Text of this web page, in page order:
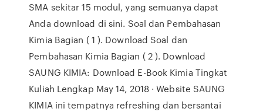
SMA sekitar 15 modul, yang semuanya dapat
Anda download di sini. Soal dan Pembahasan
Kimia Bagian ( 1 ). Download Soal dan
Pembahasan Kimia Bagian ( 2 ). Download
SAUNG KIMIA: Download E-Book Kimia Tingkat
Kuliah Lengkap May 14, 2018 · Website SAUNG
KIMIA ini tempatnya refreshing dan bersantai